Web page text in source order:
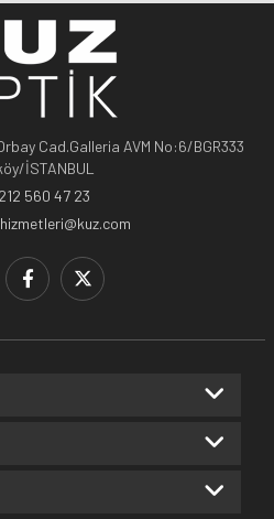
Cad.Galleria AVM No:6/BGR333
İSTANBUL
560 47 23